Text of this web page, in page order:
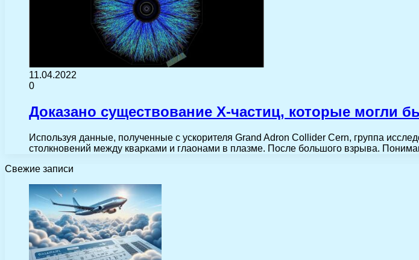
11.04.2022
0
Доказано существование X-частиц, которые могли
Используя данные, полученные с ускорителя Grand Adron Collider Cern, группа
столкновений между кварками и глаонами в плазме. После большого взрыва.
Свежие записи